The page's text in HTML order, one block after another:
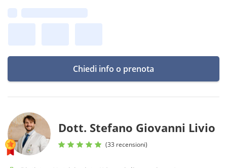
Chiedi info o prenota
Dott. Stefano Giovanni Livio
(33 recensioni)